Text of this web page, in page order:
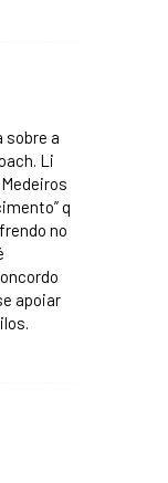
sobre a
Li
q
no
apoiar